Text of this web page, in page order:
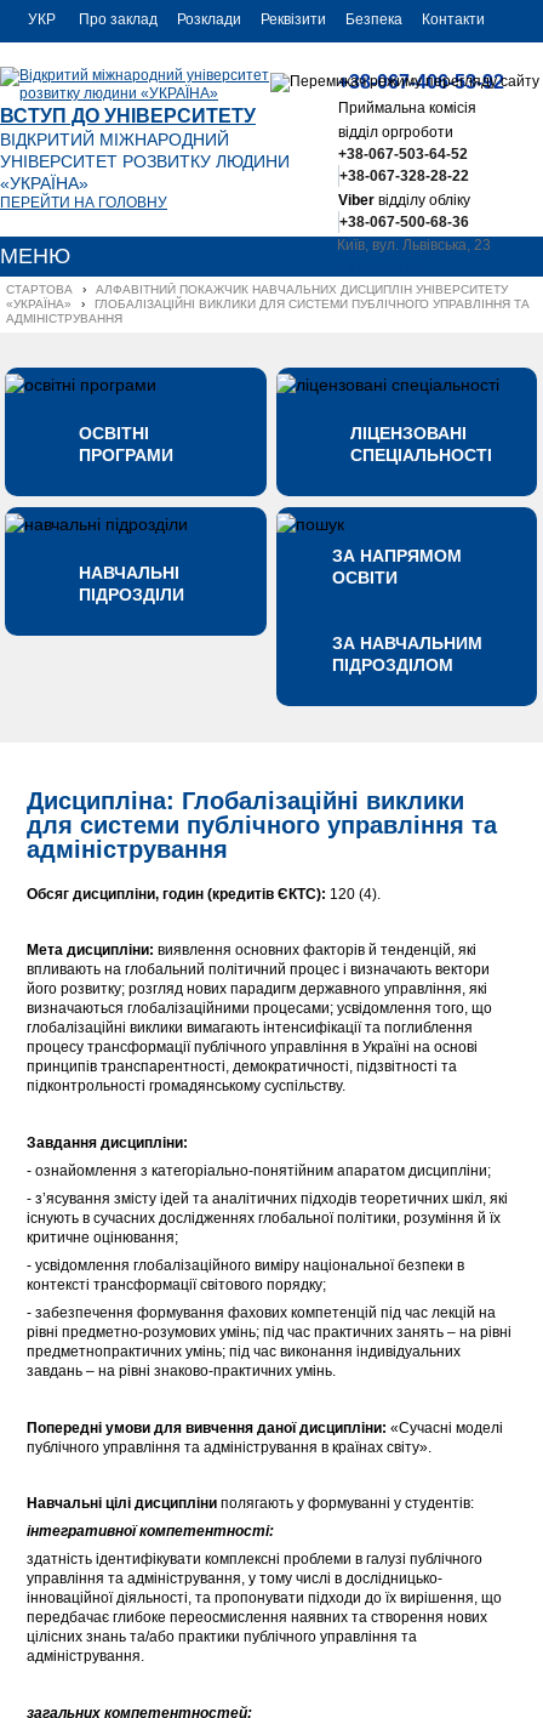
УКР
ENG
Про заклад Розклади Реквізити Безпека Контакти
ВСТУП ДО УНІВЕРСИТЕТУ
ВІДКРИТИЙ МІЖНАРОДНИЙ
УНІВЕРСИТЕТ РОЗВИТКУ ЛЮДИНИ
«УКРАЇНА»
ПЕРЕЙТИ НА ГОЛОВНУ
+38-067-406-53-92
Приймальна комісія
відділ оргроботи
+38-067-503-64-52
+38-067-328-28-22
Viberвідділу обліку
+38-067-500-68-36
Київ, вул. Львівська, 23
МЕНЮ
СТАРТОВА ›
АЛФАВІТНИЙ ПОКАЖЧИК НАВЧАЛЬНИХ ДИСЦИПЛІН УНІВЕРСИТЕТУ
«УКРАЇНА»
›
ГЛОБАЛІЗАЦІЙНІ ВИКЛИКИ ДЛЯ СИСТЕМИ ПУБЛІЧНОГО УПРАВЛІННЯ ТА
АДМІНІСТРУВАННЯ
ОСВІТНІ
ПРОГРАМИ
ЛІЦЕНЗОВАНІ
СПЕЦІАЛЬНОСТІ
НАВЧАЛЬНІ
ПІДРОЗДІЛИ
ЗА НАПРЯМОМ
ОСВІТИ
ЗА НАВЧАЛЬНИМ
ПІДРОЗДІЛОМ
Дисципліна: Глобалізаційні виклики
для системи публічного управління та
адміністрування
Обсяг дисципліни, годин (кредитів ЄКТС): 120 (4).
Мета дисципліни:виявлення основних факторів й тенденцій, які
впливають на глобальний політичний процес і визначають вектори
його розвитку; розгляд нових парадигм державного управління, які
визначаються глобалізаційними процесами; усвідомлення того, що
глобалізаційні виклики вимагають інтенсифікації та поглиблення
процесу трансформації публічного управління в Україні на основі
принципів транспарентності, демократичності, підзвітності та
підконтрольності громадянському суспільству.
Завдання дисципліни:
- ознайомлення з категоріально-понятійним апаратом дисципліни;
- з’ясування змісту ідей та аналітичних підходів теоретичних шкіл, які
існують в сучасних дослідженнях глобальної політики, розуміння й їх
критичне оцінювання;
- усвідомлення глобалізаційного виміру національної безпеки в
контексті трансформації світового порядку;
- забезпечення формування фахових компетенцій під час лекцій на
рівні предметно-розумових умінь; під час практичних занять – на рівні
предметнопрактичних умінь; під час виконання індивідуальних
завдань – на рівні знаково-практичних умінь.
Попередні умови для вивчення даної дисципліни:«Сучасні моделі
публічного управління та адміністрування в країнах світу».
Навчальні цілі дисципліниполягають у формуванні у студентів:
інтегративної компетентності:
здатність ідентифікувати комплексні проблеми в галузі публічного
управління та адміністрування, у тому числі в дослідницько-
інноваційної діяльності, та пропонувати підходи до їх вирішення, що
передбачає глибоке переосмислення наявних та створення нових
цілісних знань та/або практики публічного управління та
адміністрування.
загальних компетентностей: